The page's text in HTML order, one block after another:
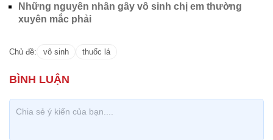
Những nguyên nhân gây vô sinh chị em thường
xuyên mắc phải
Chủ đề: vô sinh thuốc lá